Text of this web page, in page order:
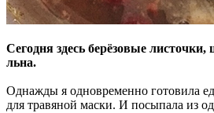
Сегодня здесь берёзовые
льна.
Однажды я одновременно готовила
для травяной маски. И посыпала из